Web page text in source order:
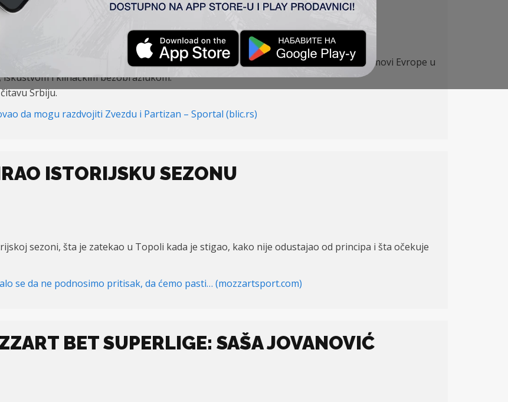
obezbedio jesen u Ligi Evrope, veliki profit od UEFA, ali i priliku da ugosti najjače timovi Evrope u
iskustvom i klinačkim bezobrazlukom.
Srbiju.
da mogu razdvojiti Zvezdu i Partizan – Sportal (blic.rs)
ISTORIJSKU SEZONU
sezoni, šta je zatekao u Topoli kada je stigao, kako nije odustajao od principa i šta očekuje
se da ne podnosimo pritisak, da ćemo pasti… (mozzartsport.com)
BET SUPERLIGE: SAŠA JOVANOVIĆ